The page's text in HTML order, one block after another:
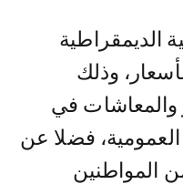
الديمقراطية
وذلك
والمعاشات في
فضلا عن
المواطنين